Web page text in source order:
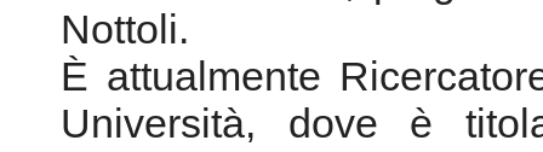
Nottoli.
È attualmente
Università, dove è